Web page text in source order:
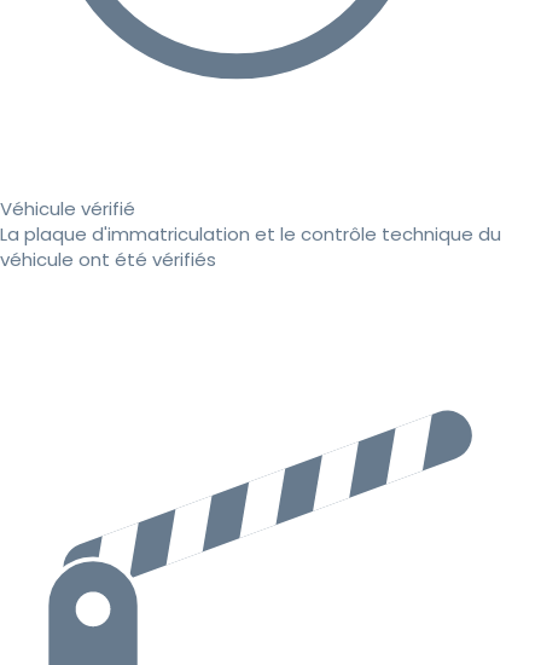
Véhicule vérifié
La plaque d'immatriculation et le contrôle technique du
véhicule ont été vérifiés